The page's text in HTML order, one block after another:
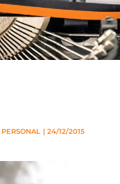
PERSONAL | 24/12/2015